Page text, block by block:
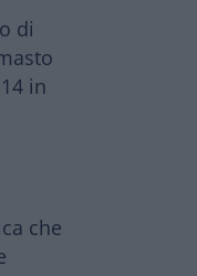
di
in
che